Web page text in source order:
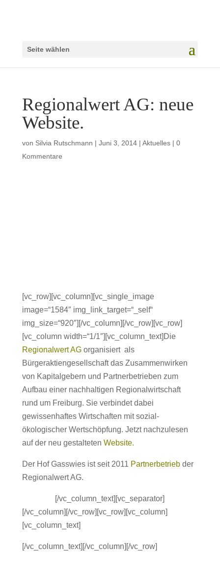
Seite wählen
Regionalwert AG: neue
Website.
von Silvia Rutschmann | Juni 3, 2014| Aktuelles| 0
Kommentare
[vc_row][vc_column][vc_single_image
image=“1584″ img_link_target=“_self“
img_size=“920″][/vc_column][/vc_row][vc_row]
[vc_column width=“1/1″][vc_column_text]Die
Regionalwert AG organisiert als
Bürgeraktiengesellschaft das Zusammenwirken
von Kapitalgebern und Partnerbetrieben zum
Aufbau einer nachhaltigen Regionalwirtschaft
rund um Freiburg. Sie verbindet dabei
gewissenhaftes Wirtschaften mit sozial-
ökologischer Wertschöpfung. Jetzt nachzulesen
auf der neu gestalteten Website.
Der Hof Gasswies ist seit 2011 Partnerbetriebder
Regionalwert AG.
[/vc_column_text][vc_separator]
[/vc_column][/vc_row][vc_row][vc_column]
[vc_column_text]
[/vc_column_text][/vc_column][/vc_row]